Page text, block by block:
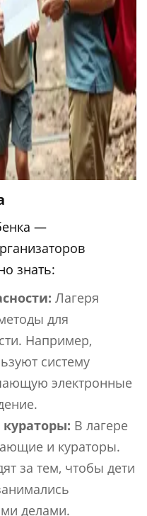
—
знать:
Лагеря
для
Например,
систему
электронные
В лагере
и кураторы.
за тем, чтобы дети
делами.